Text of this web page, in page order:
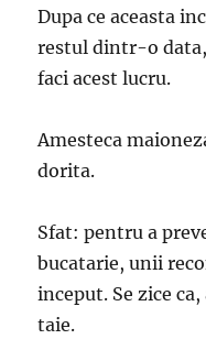
Dupa ce aceasta
restul dintr-o data,
faci acest lucru.
Amesteca
dorita.
Sfat: pentru a
bucatarie, unii
inceput. Se zice
taie.